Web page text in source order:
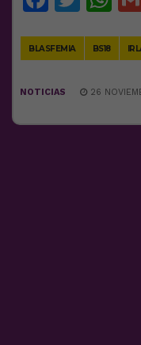
BLASFEMIA BS18
NOTICIAS 26